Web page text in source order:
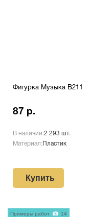
Фигурка Музыка B211
87 р.
В наличии:2 293 шт.
Материал: Пластик
Купить
Примеры работ 14